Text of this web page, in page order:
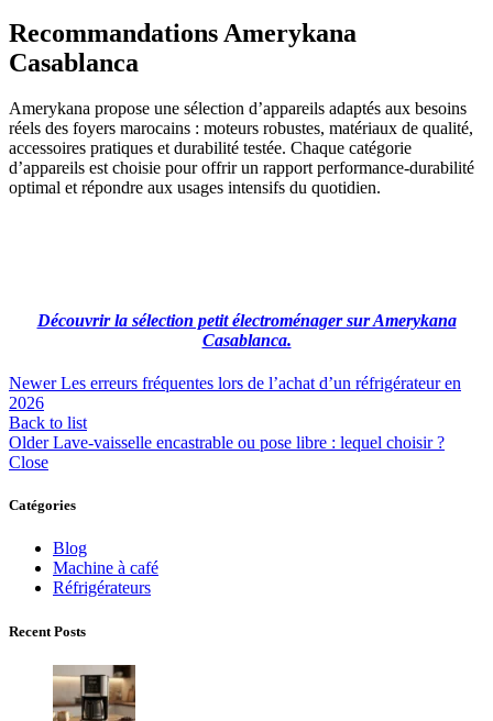
Recommandations Amerykana
Casablanca
Amerykana propose une sélection d’appareils adaptés aux besoins
réels des foyers marocains : moteurs robustes, matériaux de qualité,
accessoires pratiques et durabilité testée. Chaque catégorie
d’appareils est choisie pour offrir un rapport performance-durabilité
optimal et répondre aux usages intensifs du quotidien.
Découvrir la sélection petit électroménager sur Amerykana
Casablanca.
Newer Les erreurs fréquentes lors de l’achat d’un réfrigérateur en
2026
Back to list
Older Lave-vaisselle encastrable ou pose libre : lequel choisir ?
Close
Catégories
Blog
Machine à café
Réfrigérateurs
Recent Posts